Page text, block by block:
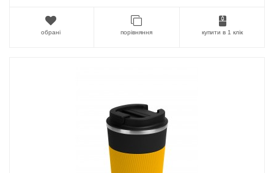
обрані порівняння купити в 1 клік